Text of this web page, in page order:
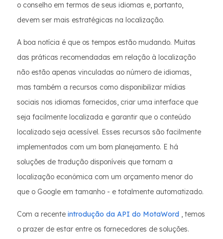
o conselho em termos de seus idiomas e, portanto,
devem ser mais estratégicas na localização.
A boa notícia é que os tempos estão mudando. Muitas
das práticas recomendadas em relação à localização
não estão apenas vinculadas ao número de idiomas,
mas também a recursos como disponibilizar mídias
sociais nos idiomas fornecidos, criar uma interface que
seja facilmente localizada e garantir que o conteúdo
localizado seja acessível. Esses recursos são facilmente
implementados com um bom planejamento. E há
soluções de tradução disponíveis que tornam a
localização econômica com um orçamento menor do
que o Google em tamanho - e totalmente automatizado.
Com a recente introdução da API do MotaWord , temos
o prazer de estar entre os fornecedores de soluções.